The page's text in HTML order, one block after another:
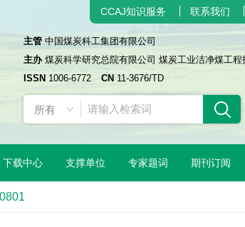
CCAJ知识服务 联系我们
主管 中国煤炭科工集团有限公司
主办 煤炭科学研究总院有限公司 煤炭工业洁净煤工程
ISSN 1006-6772 CN 11-3676/TD
下载中心 支撑单位 专家题词 期刊订阅